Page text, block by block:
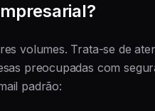
volumes. Trata-se de
preocupadas com
padrão: